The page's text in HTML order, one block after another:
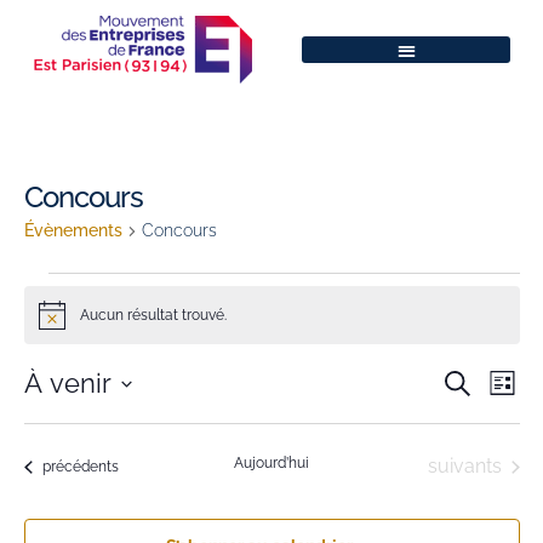
Concours
Évènements Concours
NoticeAucun résultat trouvé.
et
vues
Recherche
Liste
À venir
date.
Évènements
précédents Aujourd’hui Évènements
suivants